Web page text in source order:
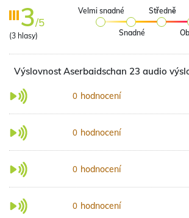
3/5
(3 hlasy)
Velmi snadné
Snadné
Středně
Výslovnost Aserbaidschan 23 audio
0 hodnocení
0 hodnocení
0 hodnocení
0 hodnocení